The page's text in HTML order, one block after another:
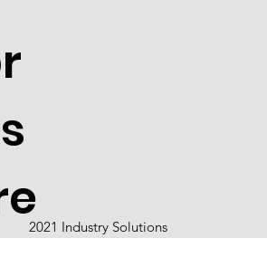
2021 Industry Solutions